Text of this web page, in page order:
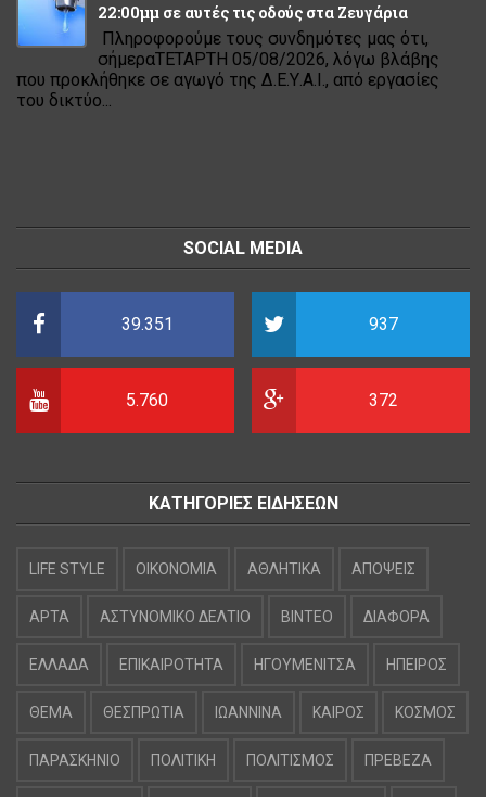
22:00μμ σε αυτές τις οδούς στα Ζευγάρια
Πληροφορούμε τους συνδημότες μας ότι,
σήμεραΤΕΤΑΡΤΗ 05/08/2026, λόγω βλάβης
που προκλήθηκε σε αγωγό της Δ.Ε.Υ.Α.Ι., από εργασίες
του δικτύο...
SOCIAL MEDIA
39.351 937
5.760 372
ΚΑΤΗΓΟΡΙΕΣ ΕΙΔΗΣΕΩΝ
LIFE STYLE OIKONOMIA ΑΘΛΗΤΙΚΑ ΑΠΟΨΕΙΣ
ΑΡΤΑ ΑΣΤΥΝΟΜΙΚΟ ΔΕΛΤΙΟ ΒΙΝΤΕΟ ΔΙΑΦΟΡΑ
ΕΛΛΑΔΑ ΕΠΙΚΑΙΡΟΤΗΤΑ ΗΓΟΥΜΕΝΙΤΣΑ ΗΠΕΙΡΟΣ
ΘΕΜΑ ΘΕΣΠΡΩΤΙΑ ΙΩΑΝΝΙΝΑ ΚΑΙΡΟΣ ΚΟΣΜΟΣ
ΠΑΡΑΣΚΗΝΙΟ ΠΟΛΙΤΙΚΗ ΠΟΛΙΤΙΣΜΟΣ ΠΡΕΒΕΖΑ